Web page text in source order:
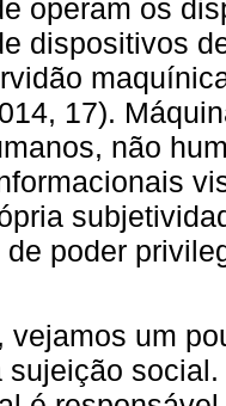
operam os
dispositivos
17).
não
poder
vejamos um
sujeição